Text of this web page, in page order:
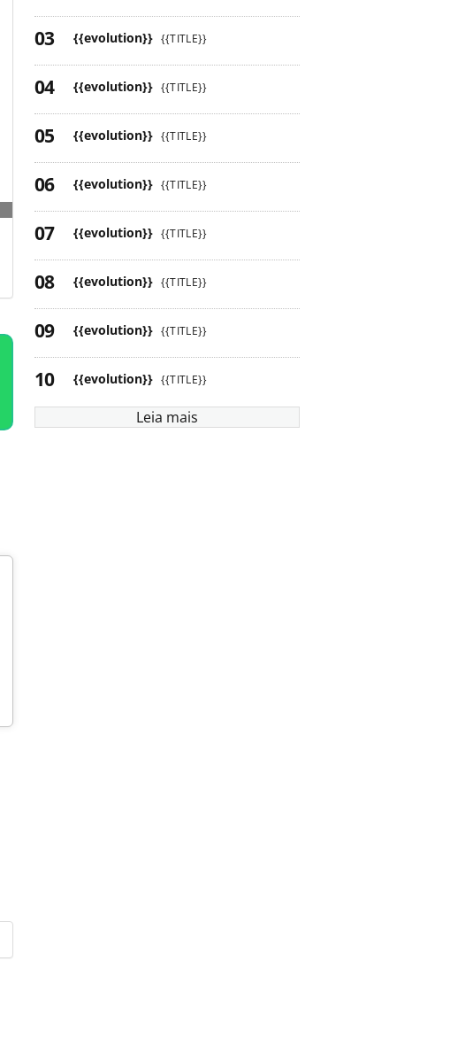
{{evolution}} {{TITLE}}
{{evolution}} {{TITLE}}
{{evolution}} {{TITLE}}
{{evolution}} {{TITLE}}
{{evolution}} {{TITLE}}
{{evolution}} {{TITLE}}
{{evolution}} {{TITLE}}
{{evolution}} {{TITLE}}
Leia mais